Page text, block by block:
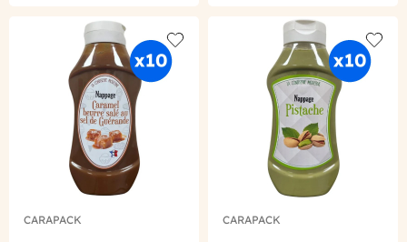
Add to wishlist
CARAPACK
Add
CARAPACK